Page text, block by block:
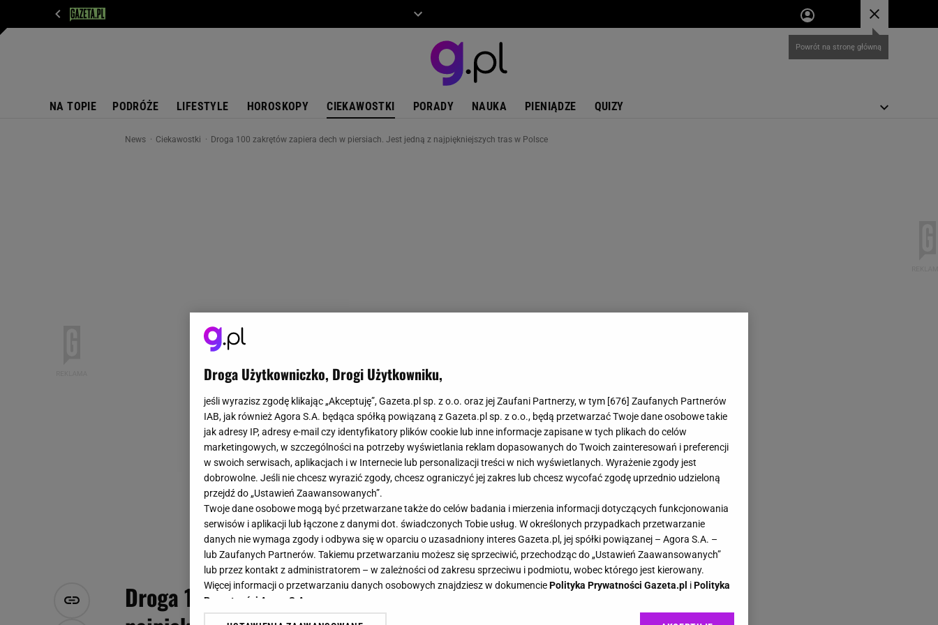
NA TOPIE PODRÓŻE LIFESTYLE HOROSKOPY CIEKAWOSTKI PORADY NAUKA PIENIĄDZE QUIZY
News Ciekawostki Droga 100 zakrętów zapiera dech w piersiach. Jest jedną z najpiękniejszych tras w Polsce
Droga 100 zakrętów zapiera dech w piersiach. Jest jedną z
Droga Użytkowniczko, Drogi Użytkowniku,
jeśli wyrazisz zgodę klikając „Akceptuję”, Gazeta.pl sp. z o.o. oraz jej Zaufani Partnerzy, w tym [676] Zaufanych Partnerów
IAB, jak również Agora S.A. będąca spółką powiązaną z Gazeta.pl sp. z o.o., będą przetwarzać Twoje dane osobowe takie
jak adresy IP, adresy e-mail czy identyfikatory plików cookie lub inne informacje zapisane w tych plikach do celów
marketingowych, w szczególności na potrzeby wyświetlania reklam dopasowanych do Twoich zainteresowań i preferencji
w swoich serwisach, aplikacjach i w Internecie lub personalizacji treści w nich wyświetlanych. Wyrażenie zgody jest
dobrowolne. Jeśli nie chcesz wyrazić zgody, chcesz ograniczyć jej zakres lub chcesz wycofać zgodę uprzednio udzieloną
przejdź do „Ustawień Zaawansowanych”.
Twoje dane osobowe mogą być przetwarzane także do celów badania i mierzenia informacji dotyczących funkcjonowania
serwisów i aplikacji lub łączone z danymi dot. świadczonych Tobie usług. W określonych przypadkach przetwarzanie
danych nie wymaga zgody i odbywa się w oparciu o uzasadniony interes Gazeta.pl, jej spółki powiązanej – Agora S.A. –
lub Zaufanych Partnerów. Takiemu przetwarzaniu możesz się sprzeciwić, przechodząc do „Ustawień Zaawansowanych”
lub przez kontakt z administratorem – w zależności od zakresu sprzeciwu i podmiotu, wobec którego jest kierowany.
Więcej informacji o przetwarzaniu danych osobowych znajdziesz w dokumenciePolityka Prywatności Gazeta.pl iPolityka
Prywatności Agora S.A.